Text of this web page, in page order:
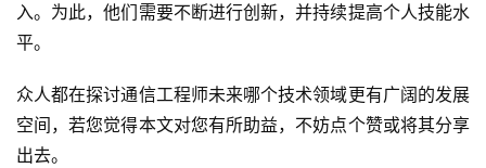
入。为此，他们需要不断进行创新，并持续提高个人技能水
平。
众人都在探讨通信工程师未来哪个技术领域更有广阔的发展
空间，若您觉得本文对您有所助益，不妨点个赞或将其分享
出去。